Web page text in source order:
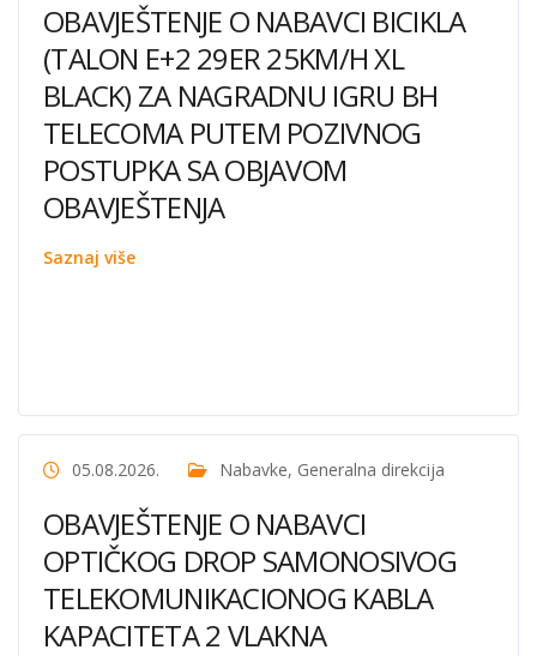
OBAVJEŠTENJE O NABAVCI BICIKLA
(TALON E+2 29ER 25KM/H XL
BLACK) ZA NAGRADNU IGRU BH
TELECOMA PUTEM POZIVNOG
POSTUPKA SA OBJAVOM
OBAVJEŠTENJA
Saznaj više
05.08.2026. Nabavke, Generalna direkcija
OBAVJEŠTENJE O NABAVCI
OPTIČKOG DROP SAMONOSIVOG
TELEKOMUNIKACIONOG KABLA
KAPACITETA 2 VLAKNA